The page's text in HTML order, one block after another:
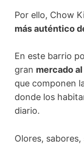
Por ello, Chow
más auténtico
En este barrio
gran mercado
que componen
donde los
diario.
Olores,